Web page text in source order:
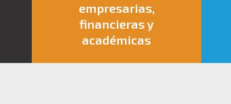
empresarias,
financieras y
académicas